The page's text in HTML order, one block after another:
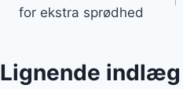
for ekstra sprødhed
Lignende indlæg